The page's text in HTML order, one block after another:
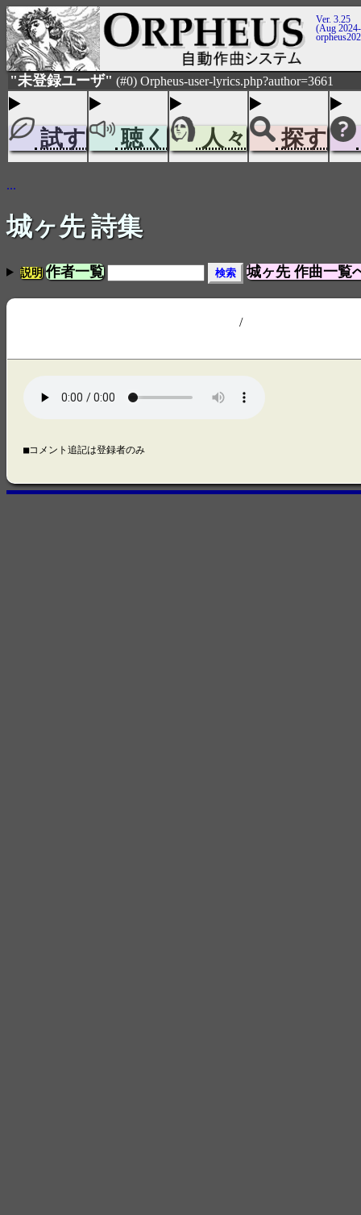
Ver. 3.25
(Aug
"未登録ユーザ" (#0) Orpheus-user-lyrics.php?author=3661
試す 聴く 人々 探す
...
城ヶ先 詩集
説明 作者一覧 城ヶ先 作曲一覧
/
■コメント追記は登録者のみ